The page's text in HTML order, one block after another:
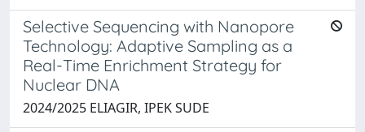
Selective Sequencing with Nanopore
Technology: Adaptive Sampling as a
Real-Time Enrichment Strategy for
Nuclear DNA
2024/2025 ELIAGIR, IPEK SUDE